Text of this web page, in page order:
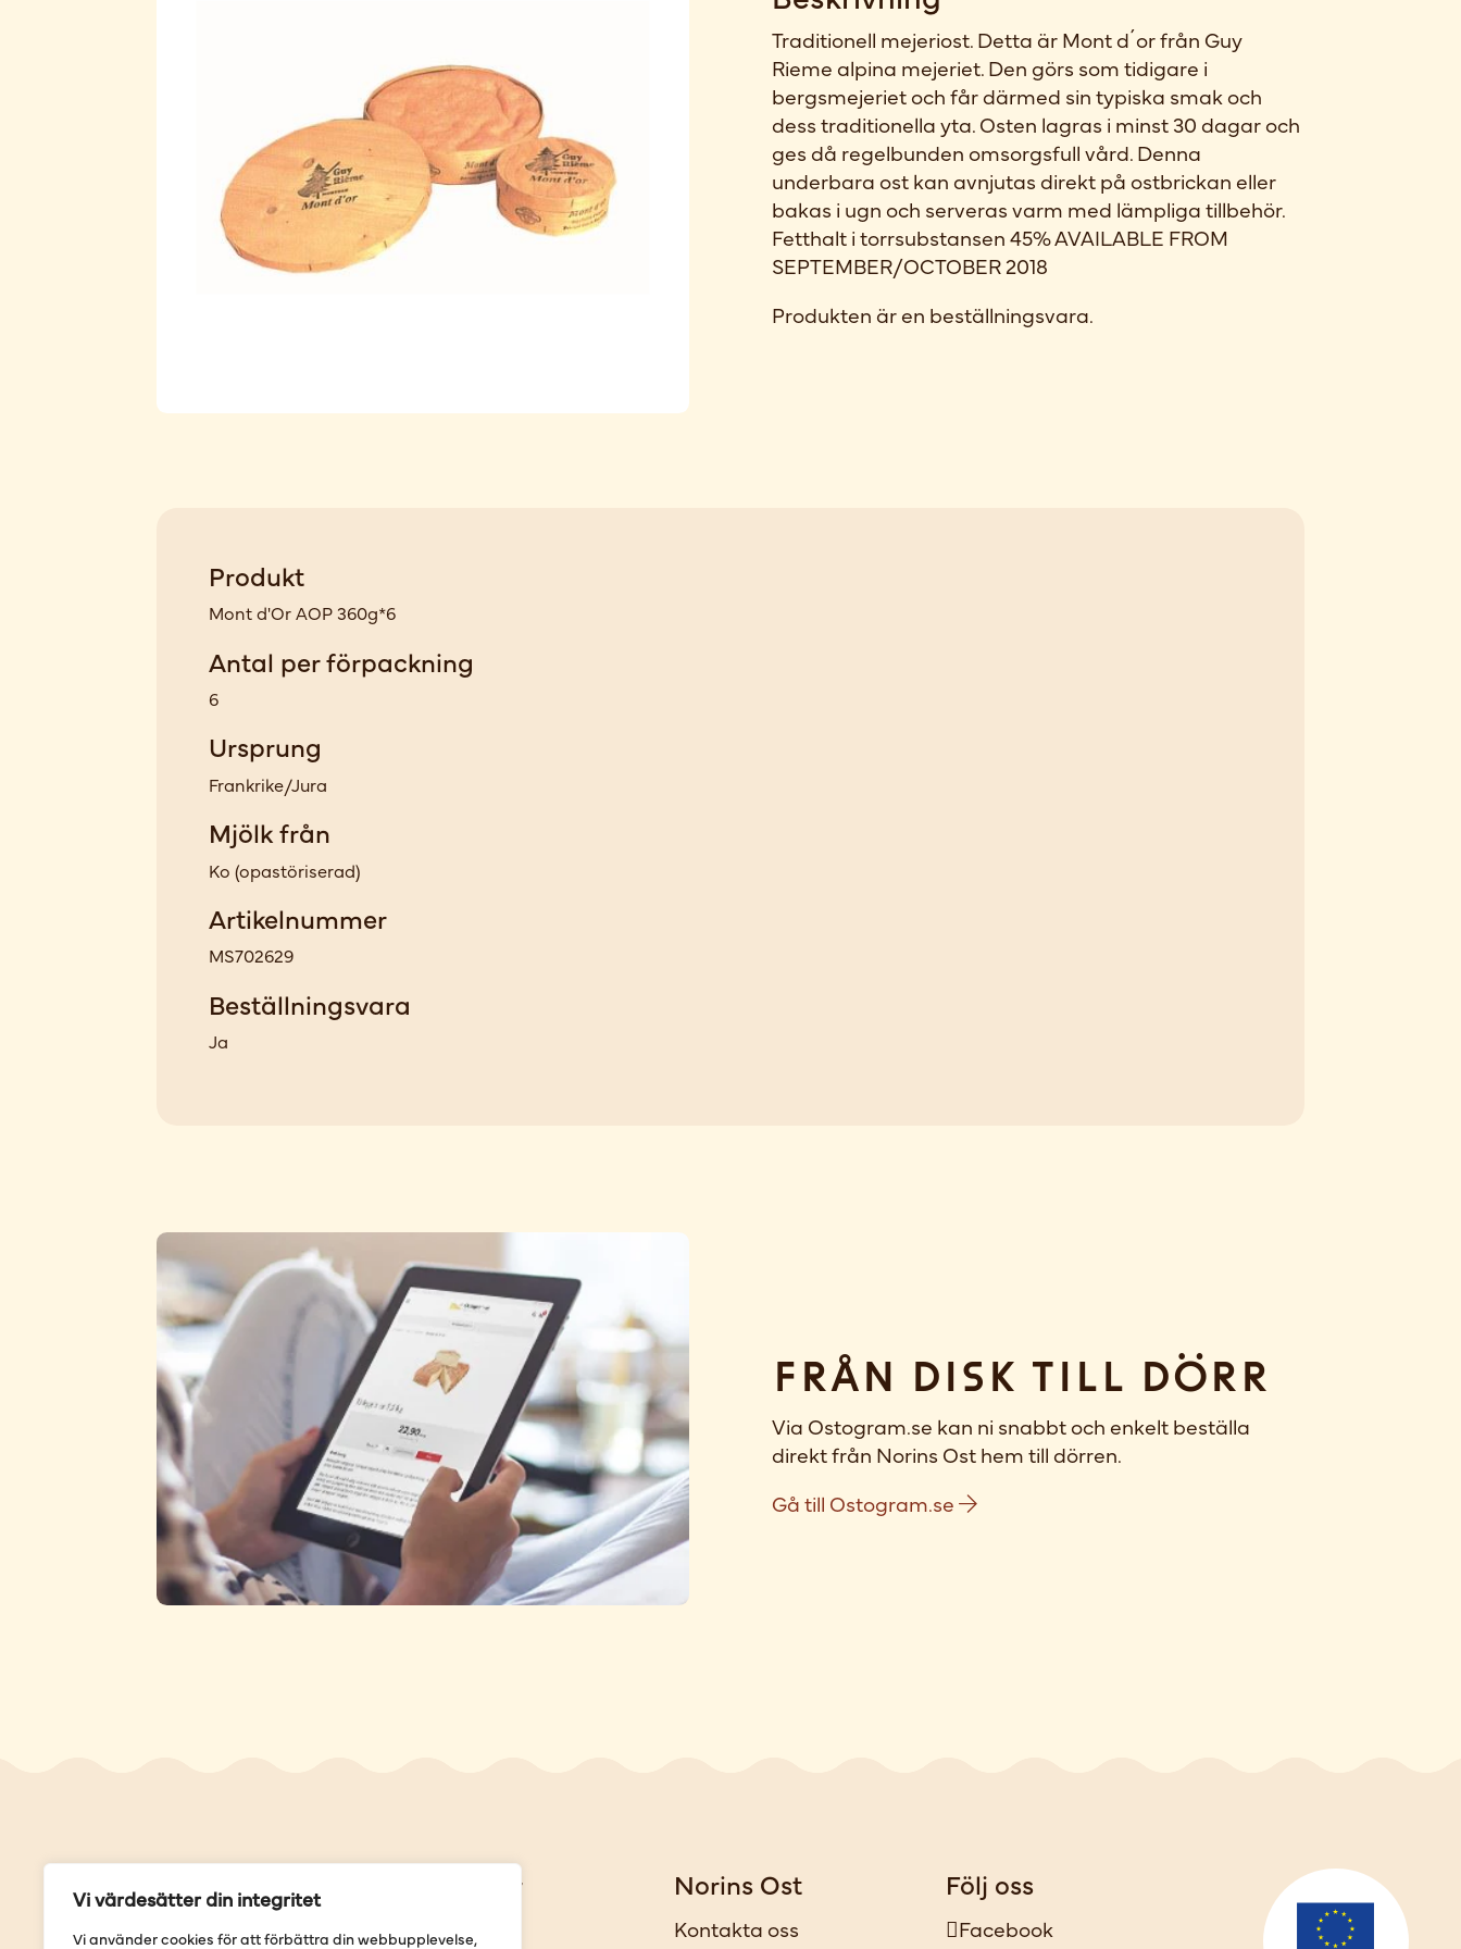
Vi värdesätter din integritet
Vi använder cookies för att förbättra din webbupplevelse,
Traditionell mejeriost. Detta är Mont d´or från Guy
Rieme alpina mejeriet. Den görs som tidigare i
bergsmejeriet och får därmed sin typiska smak och
dess traditionella yta. Osten lagras i minst 30 dagar och
ges då regelbunden omsorgsfull vård. Denna
underbara ost kan avnjutas direkt på ostbrickan eller
bakas i ugn och serveras varm med lämpliga tillbehör.
Fetthalt i torrsubstansen 45% AVAILABLE FROM
SEPTEMBER/OCTOBER 2018
Produkten är en beställningsvara.
Produkt
Mont d'Or AOP 360g*6
Antal per förpackning
6
Ursprung
Frankrike/Jura
Mjölk från
Ko (opastöriserad)
Artikelnummer
MS702629
Beställningsvara
Ja
Från disk till dörr
Via Ostogram.se kan ni snabbt och enkelt beställa
direkt från Norins Ost hem till dörren.
Gå till Ostogram.se
Genvägar
Våra butiker
Norins Ost
Kontakta oss
Följ oss
Facebook